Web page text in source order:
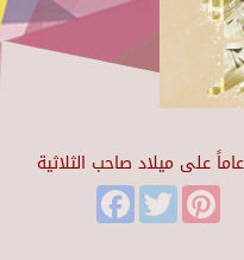
FacebookTwitter